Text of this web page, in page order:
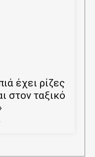
έχει ρίζες
στον ταξικό